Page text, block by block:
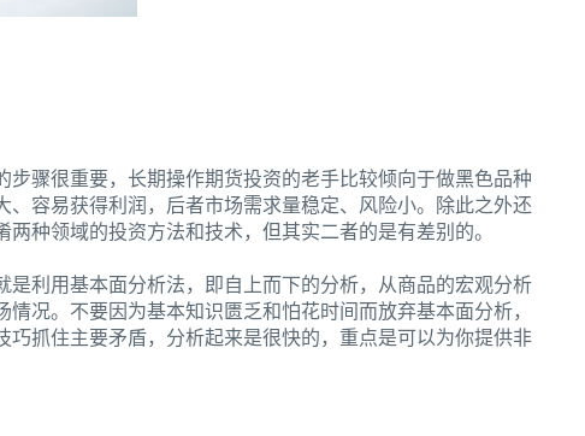
骤很重要，长期操作期货投资的老手比较倾向于做黑色品种
容易获得利润，后者市场需求量稳定、风险小。除此之外还
种领域的投资方法和技术，但其实二者的是有差别的。
是利用基本面分析法，即自上而下的分析，从商品的宏观分析
况。不要因为基本知识匮乏和怕花时间而放弃基本面分析，
抓住主要矛盾，分析起来是很快的，重点是可以为你提供非